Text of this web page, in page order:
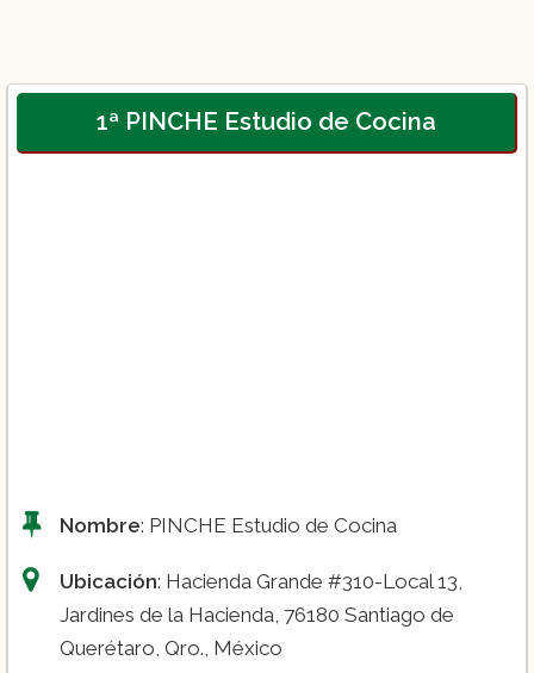
1ª PINCHE Estudio de Cocina
Nombre: PINCHE Estudio de Cocina
Ubicación: Hacienda Grande #310-Local 13,
Jardines de la Hacienda, 76180 Santiago de
Querétaro, Qro., México